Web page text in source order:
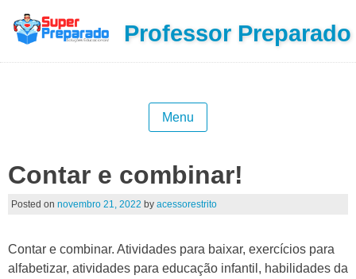
Professor Preparado
Menu
Contar e combinar!
Posted on novembro 21, 2022 by acessorestrito
Contar e combinar. Atividades para baixar, exercícios para
alfabetizar, atividades para educação infantil, habilidades da